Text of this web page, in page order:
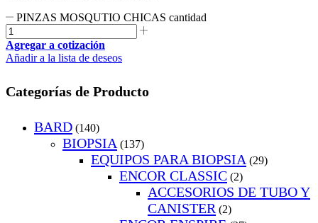
PINZAS MOSQUTIO CHICAS cantidad
Agregar a cotización
Añadir a la lista de deseos
Categorías de Producto
BARD (140)
BIOPSIA (137)
EQUIPOS PARA BIOPSIA (29)
ENCOR CLASSIC (2)
ACCESORIOS DE TUBO Y
CANISTER (2)